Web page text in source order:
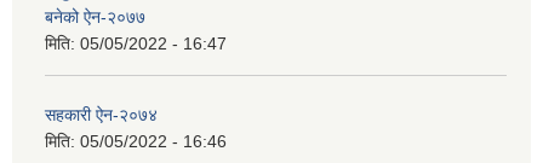
बनेको ऐन-२०७७
मिति: 05/05/2022 - 16:47
सहकारी ऐन-२०७४
मिति: 05/05/2022 - 16:46